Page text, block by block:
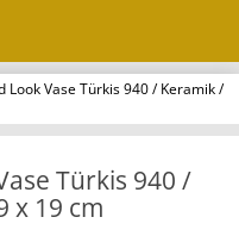
Look Vase Türkis 940 / Keramik /
Türkis 940 /
x 19 cm